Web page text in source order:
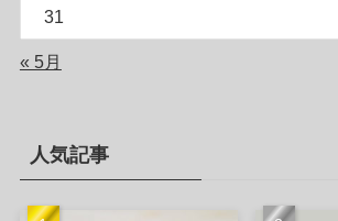
31
« 5月
人気記事